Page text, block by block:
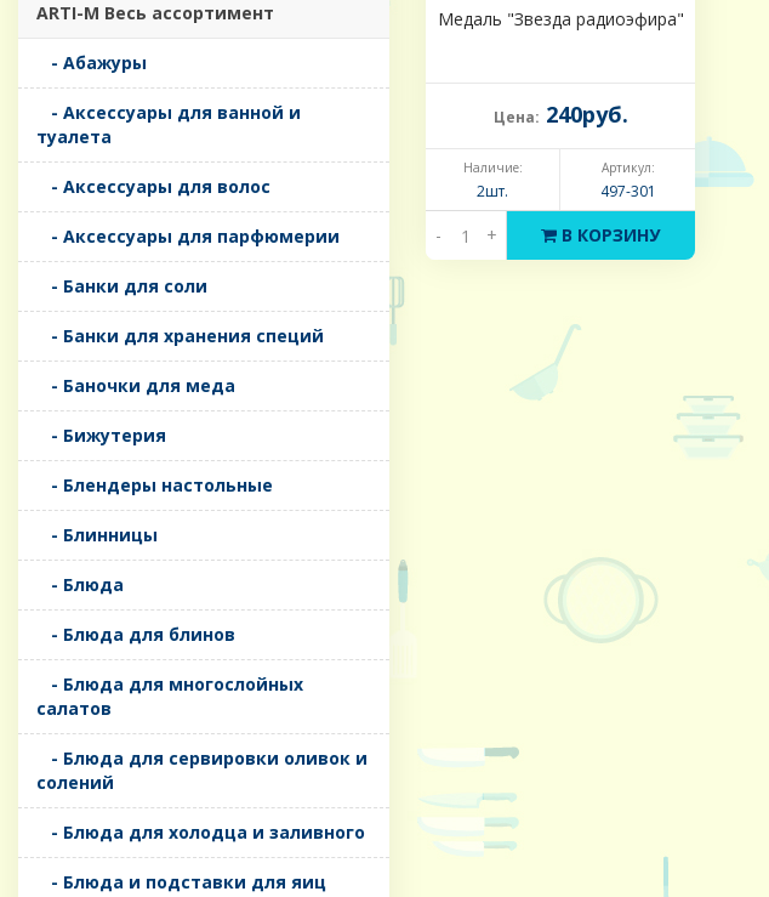
ARTI-M Весь ассортимент
- Абажуры
- Аксессуары для ванной и
туалета
- Аксессуары для волос
- Аксессуары для парфюмерии
- Банки для соли
- Банки для хранения специй
- Баночки для меда
- Бижутерия
- Блендеры настольные
- Блинницы
- Блюда
- Блюда для блинов
- Блюда для многослойных
салатов
- Блюда для сервировки оливок и
солений
- Блюда для холодца и заливного
- Блюда и подставки для яиц
Медаль "Звезда радиоэфира"
Цена: 240руб.
Наличие:
2шт.
Артикул:
497-301
- + В КОРЗИНУ